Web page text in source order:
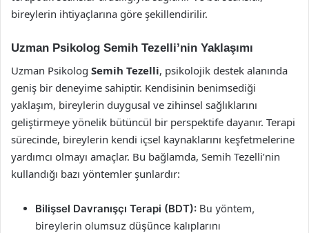
bireylerin ihtiyaçlarına göre şekillendirilir.
Uzman Psikolog Semih Tezelli’nin Yaklaşımı
Uzman Psikolog Semih Tezelli, psikolojik destek alanında
geniş bir deneyime sahiptir. Kendisinin benimsediği
yaklaşım, bireylerin duygusal ve zihinsel sağlıklarını
geliştirmeye yönelik bütüncül bir perspektife dayanır. Terapi
sürecinde, bireylerin kendi içsel kaynaklarını keşfetmelerine
yardımcı olmayı amaçlar. Bu bağlamda, Semih Tezelli’nin
kullandığı bazı yöntemler şunlardır:
Bilişsel Davranışçı Terapi (BDT): Bu yöntem,
bireylerin olumsuz düşünce kalıplarını